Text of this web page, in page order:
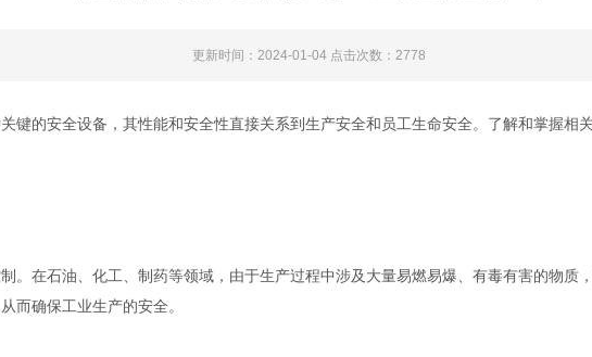
更新时间：2024-01-04 点击次数：2778
键的安全设备，其性能和安全性直接关系到生产安全和员工生命安全。了解和掌握相
在石油、化工、制药等领域，由于生产过程中涉及大量易燃易爆、有毒有害的物质
而确保工业生产的安全。